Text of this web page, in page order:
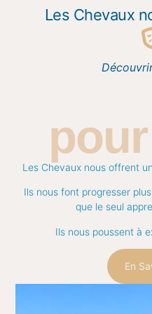
Les Chevaux
Les Chevaux nous offrent
Ils nous font progresser
que le seul
Ils nous poussent à
En